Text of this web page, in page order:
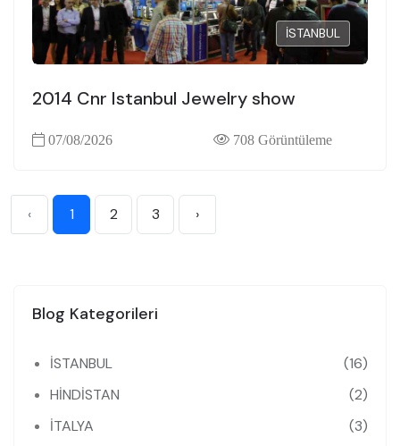
İSTANBUL
2014 Cnr Istanbul Jewelry show
07/08/2026 708 Görüntüleme
‹ 1 2 3 ›
Blog Kategorileri
İSTANBUL
(16)
HİNDİSTAN
(2)
İTALYA
(3)